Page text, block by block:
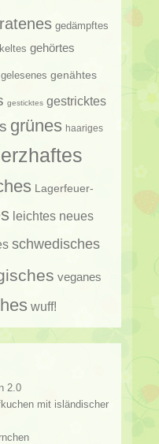
gedämpftes
gehörtes
gelesenes genähtes
gesticktes gestricktes
grünes haariges
Lagerfeuer-
leichtes neues
schwedisches
veganes
wuff!
2.0
mit isländischer